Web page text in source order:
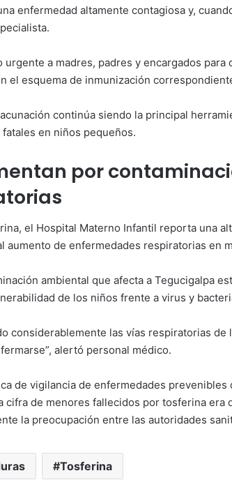
enfermedad altamente contagiosa y,
a madres, padres y encargados para
el esquema de inmunización
continúa siendo la principal
en niños pequeños.
por
el Hospital Materno Infantil reporta una
aumento de enfermedades respiratorias en
ambiental que afecta a Tegucigalpa
de los niños frente a virus y
considerablemente las vías respiratorias de
alertó personal médico.
de vigilancia de enfermedades prevenibles
de menores fallecidos por tosferina era
la preocupación entre las autoridades
Tosferina